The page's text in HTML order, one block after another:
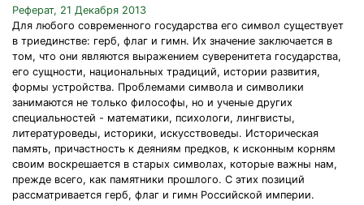
Реферат, 21 Декабря 2013
Для любого современного государства его символ существует
в триединстве: герб, флаг и гимн. Их значение заключается в
том, что они являются выражением суверенитета государства,
его сущности, национальных традиций, истории развития,
формы устройства. Проблемами символа и символики
занимаются не только философы, но и ученые других
специальностей - математики, психологи, лингвисты,
литературоведы, историки, искусствоведы. Историческая
память, причастность к деяниям предков, к исконным корням
своим воскрешается в старых символах, которые важны нам,
прежде всего, как памятники прошлого. С этих позиций
рассматривается герб, флаг и гимн Российской империи.